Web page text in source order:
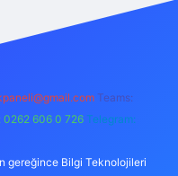
Teams:
0262 606 0 726 Telegram:
gereğince Bilgi Teknolojileri